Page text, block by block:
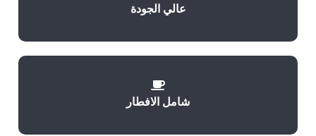
عالي الجودة
شامل الافطار